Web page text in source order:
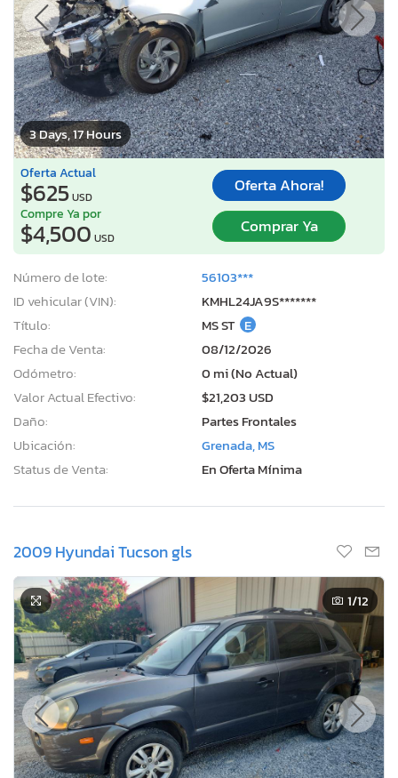
3 Days, 17 Hours
Oferta Actual
$625USD
Oferta Ahora!
Compre Ya por
$4,500 USD
Comprar Ya
Número de lote:
56103***
ID vehicular (VIN):
KMHL24JA9S*******
Título:
MS ST E
Fecha de Venta:
08/12/2026
Odómetro:
0 mi (No Actual)
Valor Actual Efectivo:
$21,203 USD
Daño:
Partes Frontales
Ubicación:
Grenada, MS
Status de Venta:
En Oferta Mínima
2009 Hyundai Tucson gls
1/12